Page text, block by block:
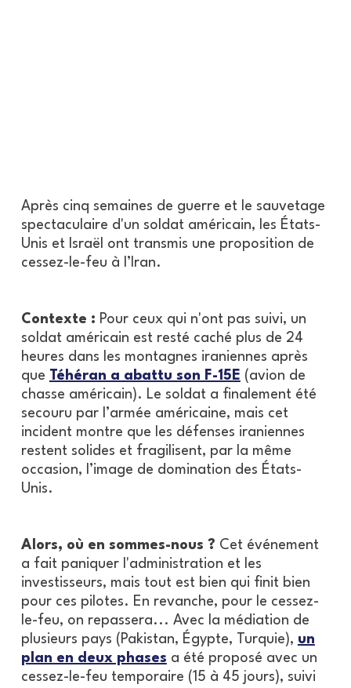
Après cinq semaines de guerre et le sauvetage
spectaculaire d'un soldat américain, les États-
Unis et Israël ont transmis une proposition de
cessez-le-feu à l’Iran.
Contexte : Pour ceux qui n'ont pas suivi, un
soldat américain est resté caché plus de 24
heures dans les montagnes iraniennes après
que
Téhéran a abattu son F-15E (avion de
chasse américain). Le soldat a finalement été
secouru par l’armée américaine, mais cet
incident montre que les défenses iraniennes
restent solides et fragilisent, par la même
occasion, l’image de domination des États-
Unis.
Alors, où en sommes-nous ? Cet événement
a fait paniquer l'administration et les
investisseurs, mais tout est bien qui finit bien
pour ces pilotes. En revanche, pour le cessez-
le-feu, on repassera... Avec la médiation de
plusieurs pays (Pakistan, Égypte, Turquie), un
plan en deux phases a été proposé avec un
cessez-le-feu temporaire (15 à 45 jours), suivi